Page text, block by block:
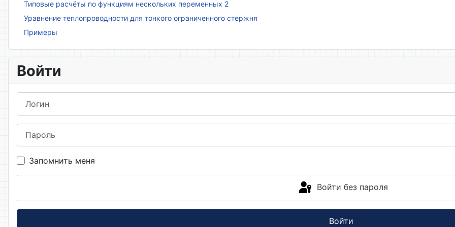
Типовые расчёты по функциям нескольких переменных 2
Уравнение теплопроводности для тонкого ограниченного стержня
Примеры
Войти
Запомнить меня
Войти без пароля
Войти